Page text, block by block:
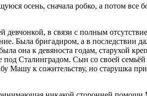
осень, сначала робко, а потом все
в связи с полным
Была бригадиром, а в последствии
она к девяноста годам, старухой
под Сталинградом. Сын со своей
Машу к сожительству, но старушка